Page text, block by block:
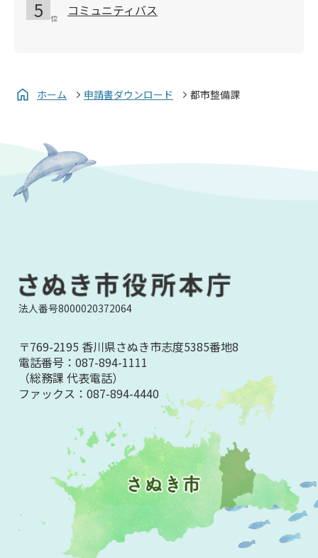
コミュニティバス
ホーム 申請書ダウンロード 都市整備課
法人番号8000020372064
〒769-2195 香川県さぬき市志度5385番地8
電話番号：087-894-1111
（総務課 代表電話）
ファックス：087-894-4440